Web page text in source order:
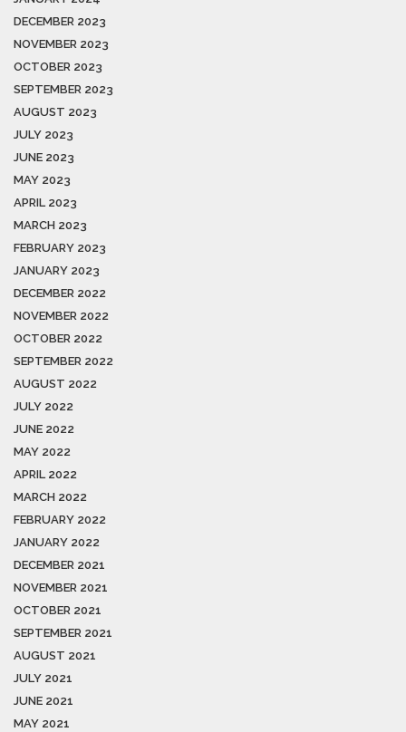
DECEMBER 2023
NOVEMBER 2023
OCTOBER 2023
SEPTEMBER 2023
AUGUST 2023
JULY 2023
JUNE 2023
MAY 2023
APRIL 2023
MARCH 2023
FEBRUARY 2023
JANUARY 2023
DECEMBER 2022
NOVEMBER 2022
OCTOBER 2022
SEPTEMBER 2022
AUGUST 2022
JULY 2022
JUNE 2022
MAY 2022
APRIL 2022
MARCH 2022
FEBRUARY 2022
JANUARY 2022
DECEMBER 2021
NOVEMBER 2021
OCTOBER 2021
SEPTEMBER 2021
AUGUST 2021
JULY 2021
JUNE 2021
MAY 2021